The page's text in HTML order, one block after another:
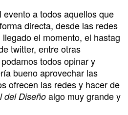
a todos aquellos que
directa, desde las redes
el momento, el hastag
twitter, entre otras
todos opinar y
bueno aprovechar las
ofrecen las redes y hacer de
del Diseñoalgo muy grande y